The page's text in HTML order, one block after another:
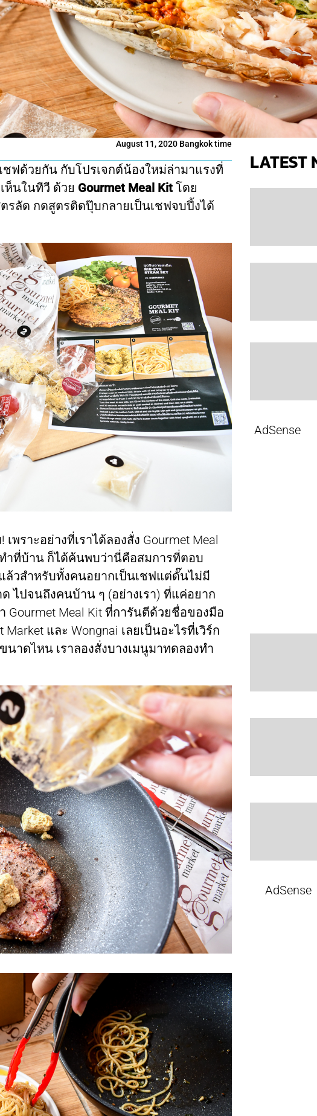
August 11, 2020 Bangkok time
ฟด้วยกัน กับโปรเจกต์น้องใหม่ล่ามาแรงที่
ห็นในทีวี ด้วย Gourmet Meal Kit โดย
รลัด กดสูตรติดปุ๊บกลายเป็นเชฟจบปึ้งได้
ราะอย่างที่เราได้ลองสั่ง Gourmet Meal
ำที่บ้าน ก็ได้ค้นพบว่านี่คือสมการที่ตอบ
วสำหรับทั้งคนอยากเป็นเชฟแต่ดั๊นไม่มี
ไปจนถึงคนบ้าน ๆ (อย่างเรา) ที่แค่อยาก
Gourmet Meal Kit ที่การันตีด้วยชื่อของมือ
และ Wongnai เลยเป็นอะไรที่เวิร์ก
าดไหน เราลองสั่งบางเมนูมาทดลองทำ
LATEST
AdSense
AdSense